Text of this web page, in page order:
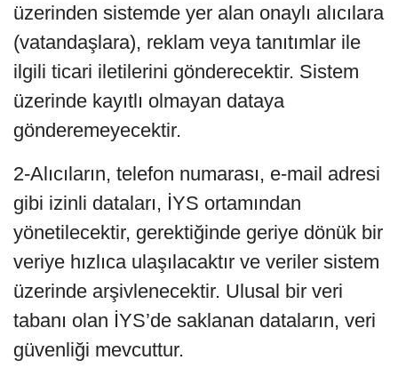
üzerinden sistemde yer alan onaylı alıcılara
(vatandaşlara), reklam veya tanıtımlar ile
ilgili ticari iletilerini gönderecektir. Sistem
üzerinde kayıtlı olmayan dataya
gönderemeyecektir.
2-Alıcıların, telefon numarası, e-mail adresi
gibi izinli dataları, İYS ortamından
yönetilecektir, gerektiğinde geriye dönük bir
veriye hızlıca ulaşılacaktır ve veriler sistem
üzerinde arşivlenecektir. Ulusal bir veri
tabanı olan İYS’de saklanan dataların, veri
güvenliği mevcuttur.